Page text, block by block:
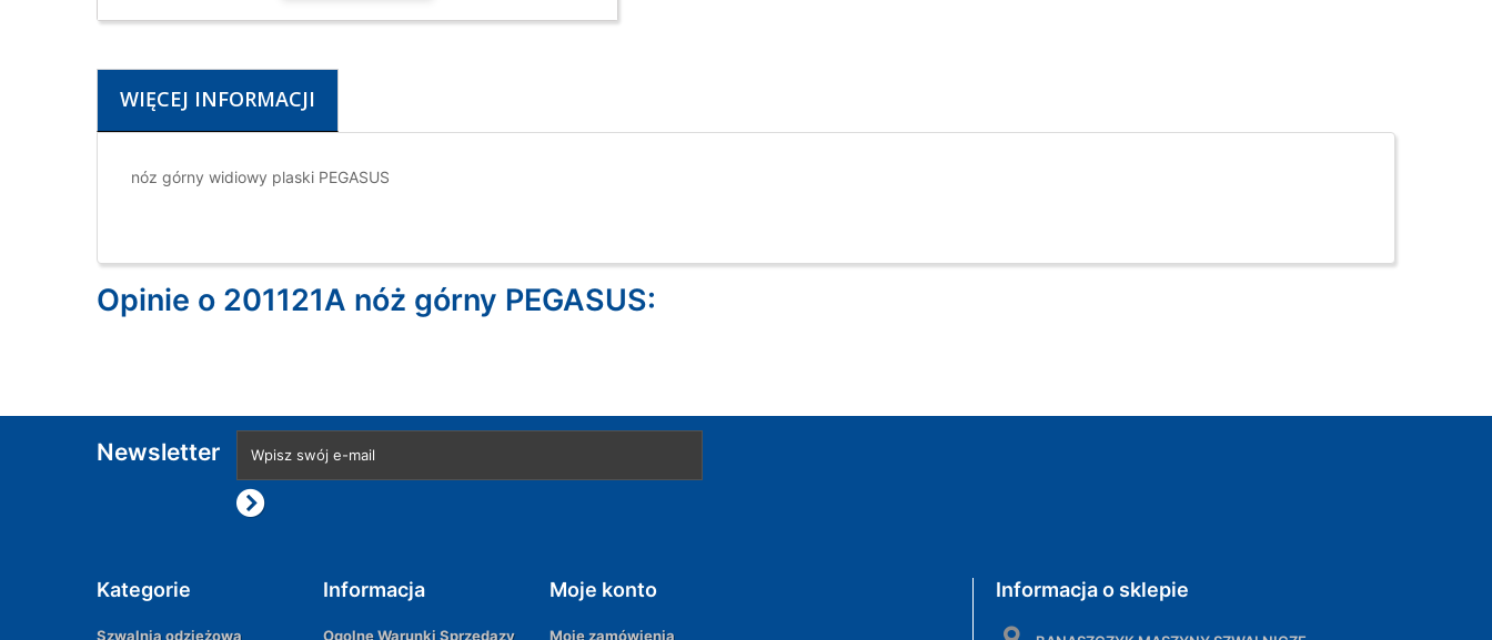
WIĘCEJ INFORMACJI
nóz górny widiowy plaski PEGASUS
Opinie o 201121A nóż górny PEGASUS:
Newsletter
Kategorie
Szwalnia odzieżowa
Informacja
Ogolne Warunki Sprzedazy
Moje konto
Moje zamówienia
Informacja o sklepie